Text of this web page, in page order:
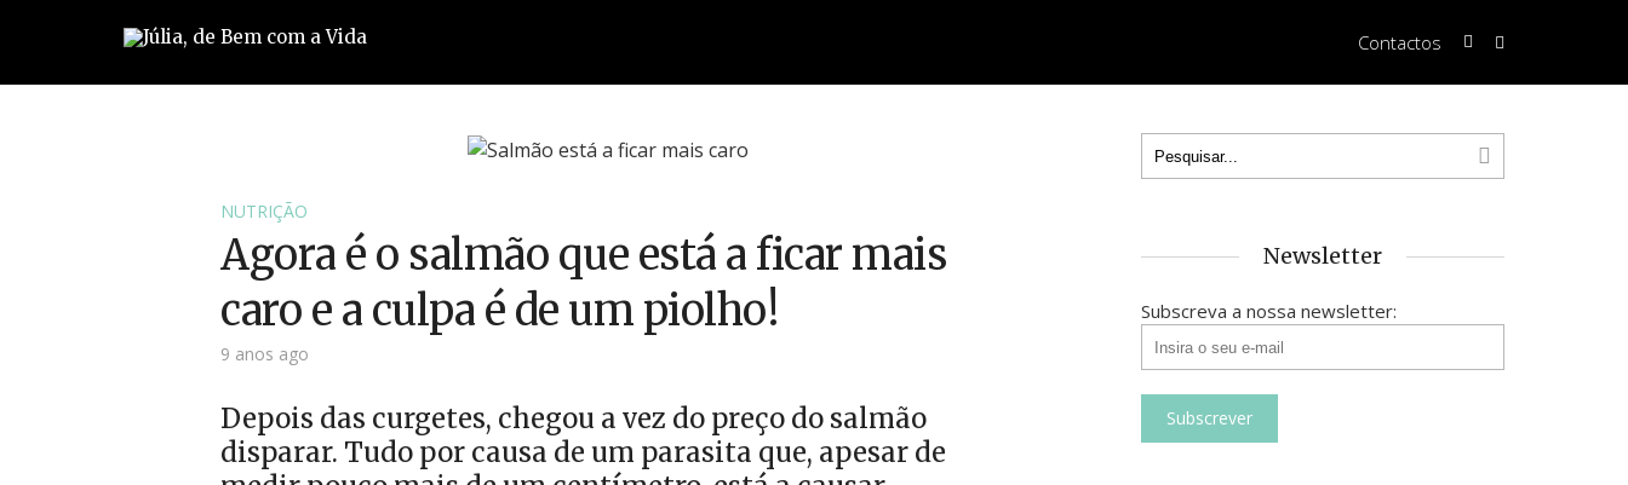
Contactos
NUTRIÇÃO
Agora é o salmão que está a ficar mais
caro e a culpa é de um piolho!
9 anos ago
Depois das curgetes, chegou a vez do preço do salmão
disparar. Tudo por causa de um parasita que, apesar de
Newsletter
Subscreva a nossa newsletter: